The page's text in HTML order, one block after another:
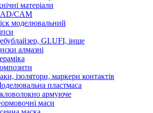
матеріали
CAM
моделювальний
GLUFI, інше
алмазні
ізолятори, маркери контактів
пластмаса
армуюче
маси